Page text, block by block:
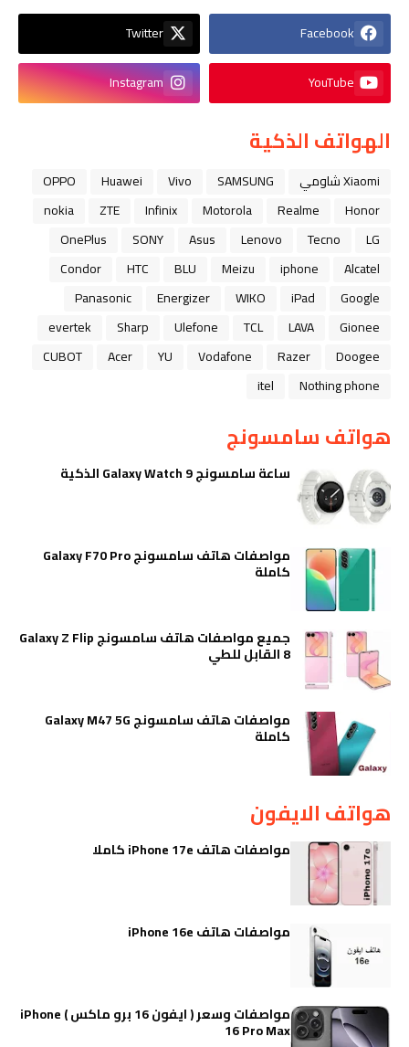
Facebook
Twitter
YouTube
Instagram
الهواتف الذكية
Xiaomi شاومي SAMSUNG
Vivo
Huawei
OPPO
Honor
Realme
Motorola
Infinix
ZTE
nokia
LG
Tecno
Lenovo
Asus
SONY
OnePlus
Alcatel
iphone
Meizu
BLU
HTC
Condor
Google
iPad
WIKO
Energizer
Panasonic
Gionee
LAVA
TCL
Ulefone
Sharp
evertek
Doogee
Razer
Vodafone
YU
Acer
CUBOT
Nothing phone
itel
هواتف سامسونج
ساعة سامسونج Galaxy Watch 9 الذكية
مواصفات هاتف سامسونج Galaxy F70 Pro
كاملة
جميع مواصفات هاتف سامسونج Galaxy Z Flip
8 القابل للطي
مواصفات هاتف سامسونج Galaxy M47 5G
كاملة
هواتف الايفون
مواصفات هاتف iPhone 17e كاملا
مواصفات هاتف iPhone 16e
مواصفات وسعر ( ايفون 16 برو ماكس ) iPhone
16 Pro Max